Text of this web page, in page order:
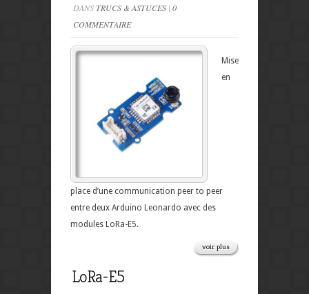
DANSTRUCS & ASTUCES | 0
COMMENTAIRE
Mise
en
place d’une communication peer to peer
entre deux Arduino Leonardo avec des
modules LoRa-E5.
voir plus
LoRa-E5